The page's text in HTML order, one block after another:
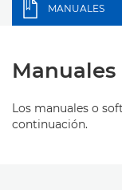
MANUALES
Manuales
Los manuales o
continuación.